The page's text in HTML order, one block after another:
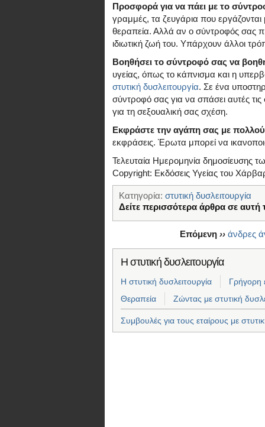
Προσφορά για να πάει με το
γραμμές, τα ζευγάρια που εργάζονται
θεραπεία. Αλλά αν ο σύντροφός σας
ιδιωτική ζωή του. Υπάρχουν άλλοι
Βοηθήσει το σύντροφό σας να
υγείας, όπως το κάπνισμα και η
στυτική δυσλειτουργία. Σε ένα
σύντροφό σας για να σπάσει αυτές τις
για τη σεξουαλική σας σχέση.
Εκφράστε την αγάπη σας με
εκφράσεις. Έρωτα μπορεί να
Τελευταία Ημερομηνία δημοσίευσης
Copyright: Εκδόσεις Υγείας του
Κατηγορία: στυτική δυσλειτουργία
Δείτε περισσότερα άρθρα σε αυτή
Επόμενη ›› άνδρες
Η στυτική δυσλειτουργία
Η στυτική δυσλειτουργία
Γρήγορη
Θεραπεία
Ζώντας με στυτική
Συμβουλές για τους εταίρους με